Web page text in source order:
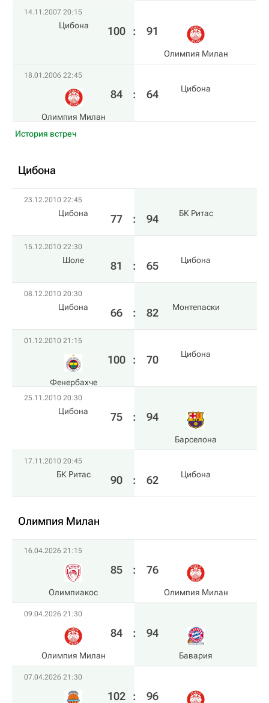
14.11.2007 20:15
Цибона 100 : 91
Олимпия Милан
18.01.2006 22:45
Олимпия Милан
84 : 64 Цибона
История встреч
Цибона
23.12.2010 22:45
Цибона 77 : 94 БК Ритас
15.12.2010 22:30
Шоле 81 : 65 Цибона
08.12.2010 20:30
Цибона 66 : 82 Монтепаски
01.12.2010 21:15
Фенербахче
100 : 70 Цибона
25.11.2010 20:30
Цибона 75 : 94
Барселона
17.11.2010 20:45
БК Ритас 90 : 62 Цибона
Олимпия Милан
16.04.2026 21:15
Олимпиакос
85 : 76
Олимпия Милан
09.04.2026 21:30
Олимпия Милан
84 : 94
Бавария
07.04.2026 21:30
102 : 96